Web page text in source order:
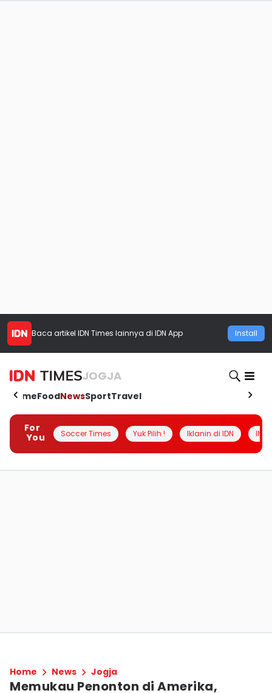
Baca artikel IDN Times lainnya di IDN App Install
JOGJA
HomeFoodNewsSportTravel
For
You
Soccer Times Yuk Pilih ! Iklanin di IDN
Home News Jogja
Memukau Penonton di Amerika,